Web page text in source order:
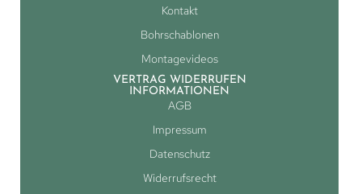
Kontakt
Bohrschablonen
Montagevideos
VERTRAG WIDERRUFEN
INFORMATIONEN
AGB
Impressum
Datenschutz
Widerrufsrecht